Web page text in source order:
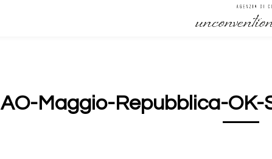
AO-Maggio-Repubblica-